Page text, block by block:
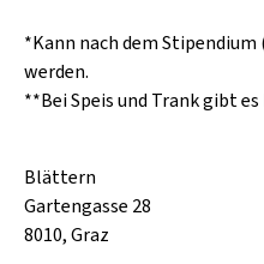
*Kann nach dem
werden.
**Bei Speis und Trank gibt
Blättern
Gartengasse 28
8010, Graz